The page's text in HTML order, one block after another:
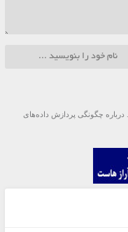
درباره چگونگی پردازش داده‌های